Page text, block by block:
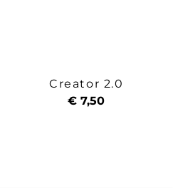
Creator 2.0
€ 7,50